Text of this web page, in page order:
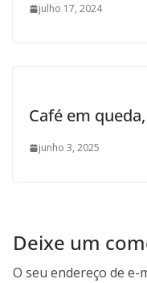
julho 17, 2024
Café em
junho 3, 2025
Deixe um
O seu endereço de e-